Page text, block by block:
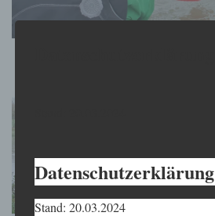
Datenschutzerklärung
Stand: 20.03.2024